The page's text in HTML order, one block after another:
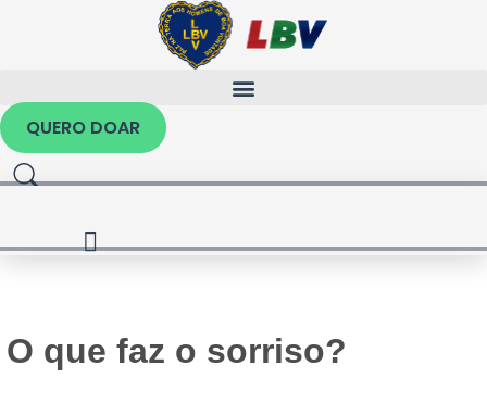
QUERO DOAR
O que faz o sorriso?